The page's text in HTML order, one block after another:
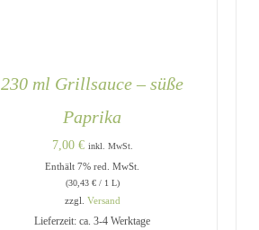
IN DEN WARENKORB
VIEW
230 ml Grillsauce – süße
Paprika
7,00 € inkl. MwSt.
Enthält 7% red. MwSt.
(30,43 €/ 1 L)
zzgl. Versand
Lieferzeit: ca. 3-4 Werktage